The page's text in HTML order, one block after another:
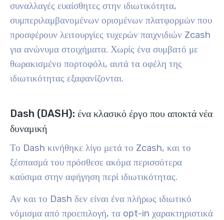
συναλλαγές ευαίσθητες στην ιδιωτικότητα,
συμπεριλαμβανομένων ορισμένων πλατφορμών που
προσφέρουν λειτουργίες τυχερών παιχνιδιών Zcash
για ανώνυμα στοιχήματα. Χωρίς ένα συμβατό με
θωρακισμένο πορτοφόλι, αυτά τα οφέλη της
ιδιωτικότητας εξαφανίζονται.
Dash (DASH): ένα κλασικό έργο που αποκτά νέα
δυναμική
Το Dash κινήθηκε λίγο μετά το Zcash, και το
ξέσπασμά του πρόσθεσε ακόμα περισσότερα
καύσιμα στην αφήγηση περί ιδιωτικότητας.
Αν και το Dash δεν είναι ένα πλήρως ιδιωτικό
νόμισμα από προεπιλογή, τα opt-in χαρακτηριστικά